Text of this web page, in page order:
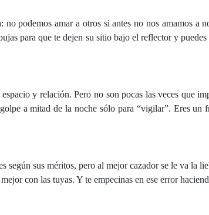
podemos amar a otros si antes no nos amamos a
para que te dejen su sitio bajo el reflector y
y relación. Pero no son pocas las veces que
a mitad de la noche sólo para “vigilar”. Eres
sus méritos, pero al mejor cazador se le va la
con las tuyas. Y te empecinas en ese error